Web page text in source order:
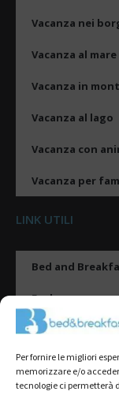
Per fornire le migliori
memorizzare e/o
tecnologie ci permetterà
Vacanza nei
Vacanza al mare
Vacanza in
Vacanza al lago
Vacanza con
Vacanza per
LINK UTILI
Bed and
Esplora
Tipologie di
Destinazioni